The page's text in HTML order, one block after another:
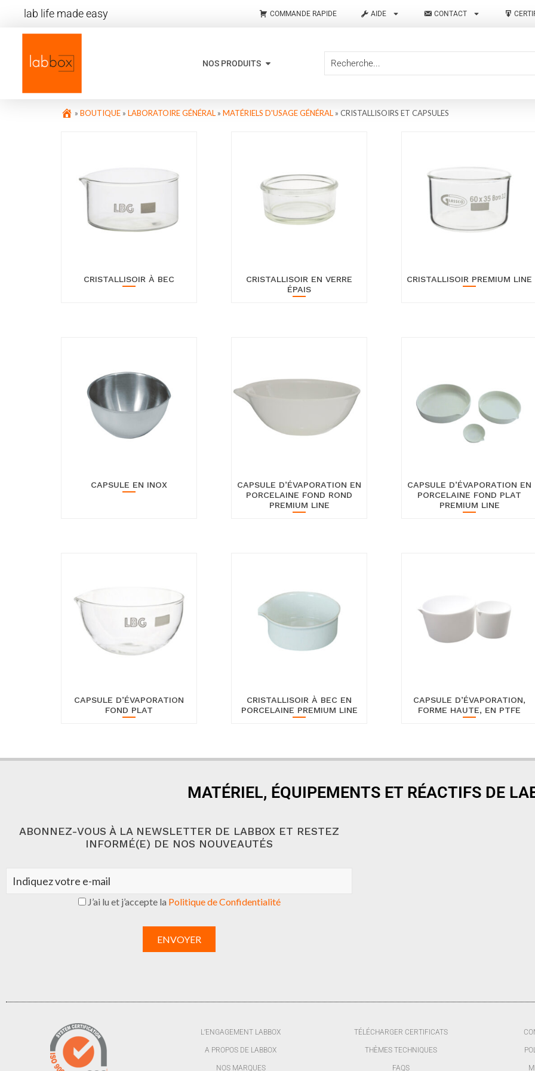
lab life made easy COMMANDE RAPIDE AIDE CONTACT
NOS PRODUITS
» BOUTIQUE » LABORATOIRE GÉNÉRAL » MATÉRIELS D'USAGE GÉNÉRAL » CRISTALLISOIRS ET CAPSULES
CRISTALLISOIR À BEC
CRISTALLISOIR EN VERRE
ÉPAIS
CRISTALLISOIR PREMIUM LINE
CAPSULE EN INOX
CAPSULE D’ÉVAPORATION EN
PORCELAINE FOND ROND
PREMIUM LINE
CAPSULE D’ÉVAPORATION EN
PORCELAINE FOND PLAT
PREMIUM LINE
CAPSULE D’ÉVAPORATION
FOND PLAT
CRISTALLISOIR À BEC EN
PORCELAINE PREMIUM LINE
CAPSULE D’ÉVAPORATION,
FORME HAUTE, EN PTFE
MATÉRIEL, ÉQUIPEMENTS ET RÉACTIFS DE
ABONNEZ-VOUS À LA NEWSLETTER DE LABBOX ET RESTEZ
INFORMÉ(E) DE NOS NOUVEAUTÉS
J’ai lu et j’accepte la Politique de Confidentialité
L’ENGAGEMENT LABBOX
A PROPOS DE LABBOX
NOS MARQUES
TÉLÉCHARGER CERTIFICATS
THÈMES TECHNIQUES
FAQS